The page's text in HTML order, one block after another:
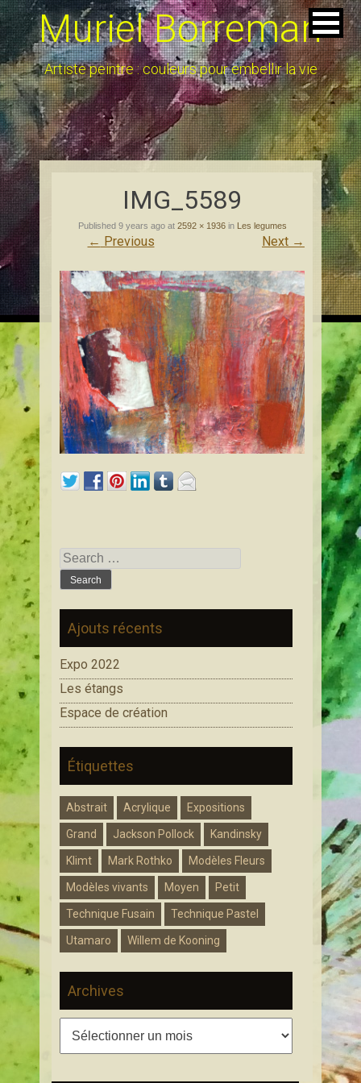
Muriel Borreman
Artiste peintre : couleurs pour embellir la vie
IMG_5589
Published 9 years agoat 2592 × 1936in Les legumes
← Previous Next →
Search for:
Ajouts récents
Expo 2022
Les étangs
Espace de création
Étiquettes
Abstrait Acrylique Expositions
Grand Jackson Pollock Kandinsky
Klimt Mark Rothko Modèles Fleurs
Modèles vivants Moyen Petit
Technique Fusain Technique Pastel
Utamaro Willem de Kooning
Archives
Archives